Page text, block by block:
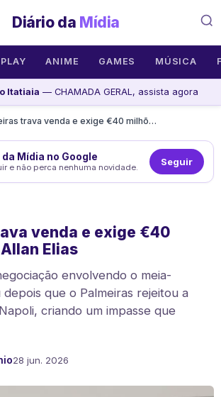
Diário da Mídia
ANIME GAMES MÚSICA
Itatiaia — CHAMADA GERAL, assista agora
Palmeiras trava venda e exige €40 milhões por Allan Elias
da Mídia no Google
e não perca nenhuma novidade. Seguir
venda e exige €40
Elias
envolvendo o meia-
que o Palmeiras rejeitou a
criando um impasse que
28 jun. 2026